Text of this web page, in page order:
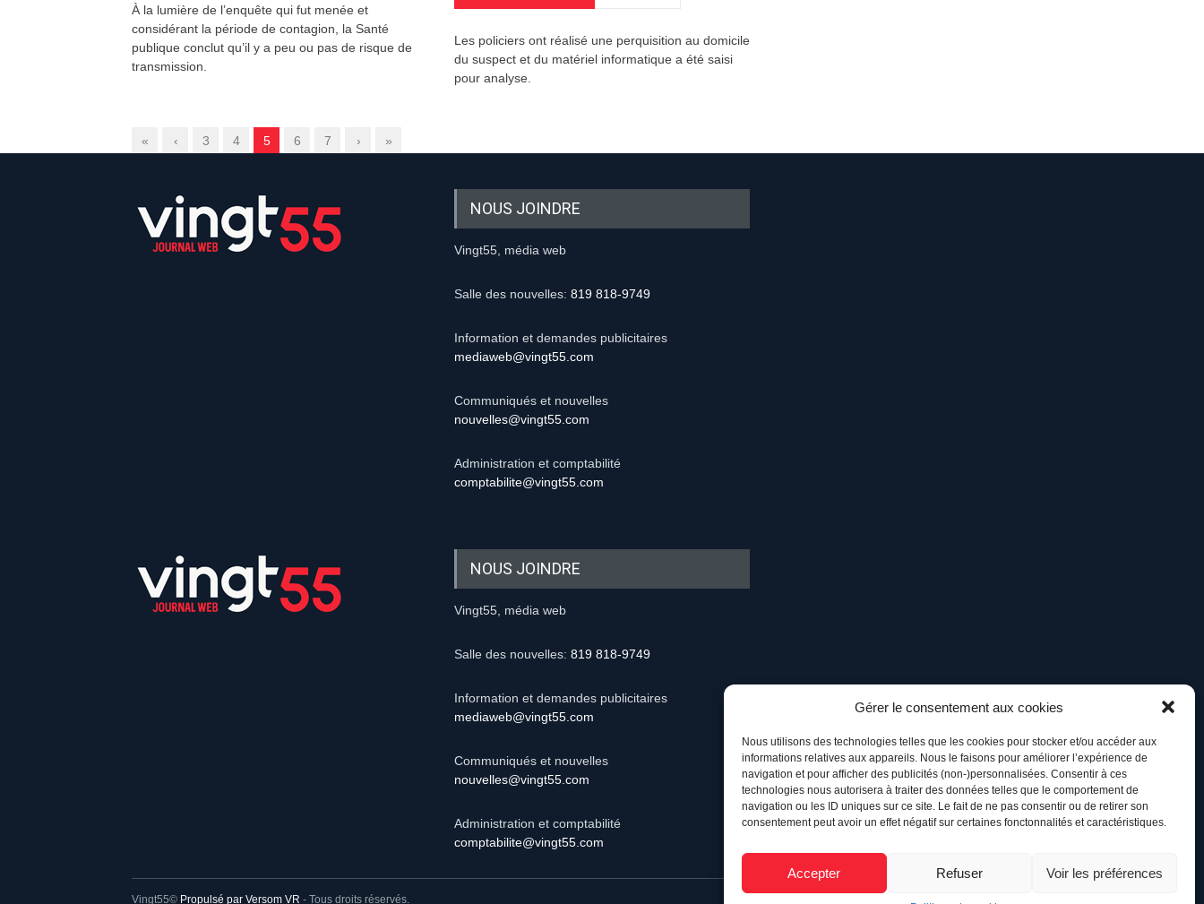
Gérer le consentement aux cookies
Nous utilisons des technologies telles que les cookies pour stocker et/ou accéder aux
informations relatives aux appareils. Nous le faisons pour améliorer l’expérience de
navigation et pour afficher des publicités (non-)personnalisées. Consentir à ces
technologies nous autorisera à traiter des données telles que le comportement de
navigation ou les ID uniques sur ce site. Le fait de ne pas consentir ou de retirer son
consentement peut avoir un effet négatif sur certaines fonctonnalités et caractéristiques.
Accepter Refuser Voir les préférences
À la lumière de l’enquête qui fut menée et
considérant la période de contagion, la Santé
publique conclut qu’il y a peu ou pas de risque de
transmission.
Les policiers ont réalisé une perquisition au domicile
du suspect et du matériel informatique a été saisi
pour analyse.
« ‹ 3 4 5 6 7 › »
NOUS JOINDRE
Vingt55, média web
Salle des nouvelles: 819 818-9749
Information et demandes publicitaires
mediaweb@vingt55.com
Communiqués et nouvelles
nouvelles@vingt55.com
Administration et comptabilité
comptabilite@vingt55.com
NOUS JOINDRE
Vingt55, média web
Salle des nouvelles: 819 818-9749
Information et demandes publicitaires
mediaweb@vingt55.com
Communiqués et nouvelles
nouvelles@vingt55.com
Administration et comptabilité
comptabilite@vingt55.com
Vingt55© Propulsé par Versom VR - Tous droits réservés. Retour à l’accueil